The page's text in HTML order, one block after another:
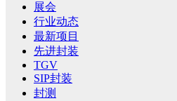
展会
行业动态
最新项目
先进封装
TGV
SIP封装
封测